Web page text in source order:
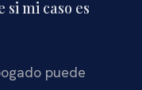
si mi caso es
puede